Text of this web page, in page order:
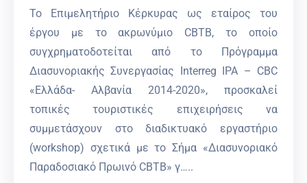
Το Επιμελητήριο Κέρκυρας ως εταίρος του
έργου με το ακρωνύμιο CBTB, το οποίο
συγχρηματοδοτείται από το Πρόγραμμα
Διασυνοριακής Συνεργασίας Interreg IPA – CBC
«Ελλάδα- Αλβανία 2014-2020», προσκαλεί
τοπικές τουριστικές επιχειρήσεις να
συμμετάσχουν στο διαδικτυακό εργαστήριο
(workshop) σχετικά με το Σήμα «Διασυνοριακό
Παραδοσιακό Πρωινό CBTB» γ…..